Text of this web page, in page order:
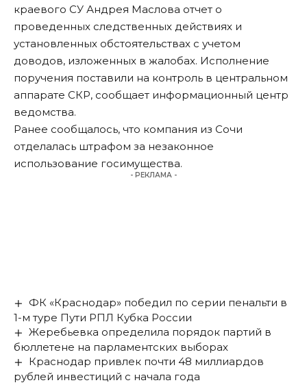
краевого СУ Андрея Маслова отчет о
проведенных следственных действиях и
установленных обстоятельствах с учетом
доводов, изложенных в жалобах. Исполнение
поручения поставили на контроль в центральном
аппарате СКР, сообщает информационный центр
ведомства.
Ранее сообщалось, что компания из Сочи
отделалась штрафом за незаконное
использование госимущества.
- РЕКЛАМА -
ФК «Краснодар» победил по серии пенальти в
1-м туре Пути РПЛ Кубка России
Жеребьевка определила порядок партий в
бюллетене на парламентских выборах
Краснодар привлек почти 48 миллиардов
рублей инвестиций с начала года